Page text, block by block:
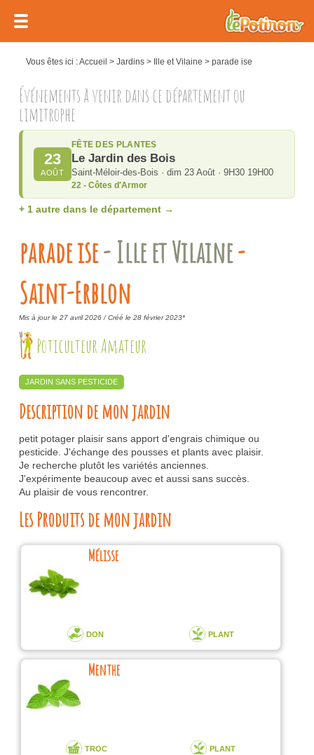
Vous êtes ici :Accueil > Jardins> Ille et Vilaine > parade ise
parade ise- Ille et Vilaine-
Saint-Erblon
Événements à venir dans ce département ou
limitrophe
23
AOÛT
FÊTE DES PLANTES
Le Jardin des Bois
Saint-Méloir-des-Bois · dim 23 Août · 9H30 19H00
22 - Côtes d'Armor
+ 1 autre dans le département →
Mis à jour le 27 avril 2026 /Créé le 28 février 2023*
Poticulteur Amateur
JARDIN SANS PESTICIDE
Description de mon jardin
petit potager plaisir sans apport d'engrais chimique ou
pesticide. J'échange des pousses et plants avec plaisir.
Je recherche plutôt les variétés anciennes.
J'expérimente beaucoup avec et aussi sans succès.
Au plaisir de vous rencontrer.
Les Produits de mon jardin
Mélisse
DON PLANT
Menthe
TROC PLANT